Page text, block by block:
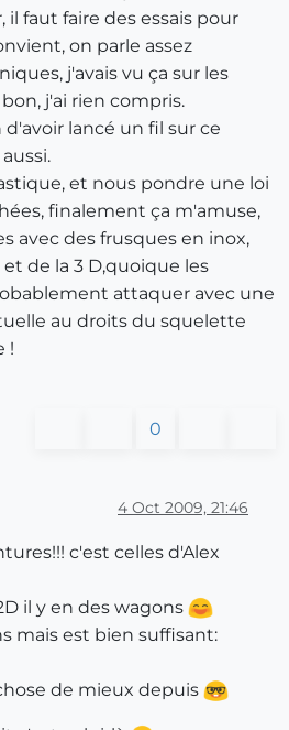
faut faire des essais pour
on parle assez
j'avais vu ça sur les
j'ai rien compris.
lancé un fil sur ce
et nous pondre une loi
finalement ça m'amuse,
avec des frusques en inox,
de la 3 D,quoique les
attaquer avec une
au droits du squelette
!
0
4 Oct 2009, 21:46
c'est celles d'Alex
il y en des wagons
mais est bien suffisant:
de mieux depuis